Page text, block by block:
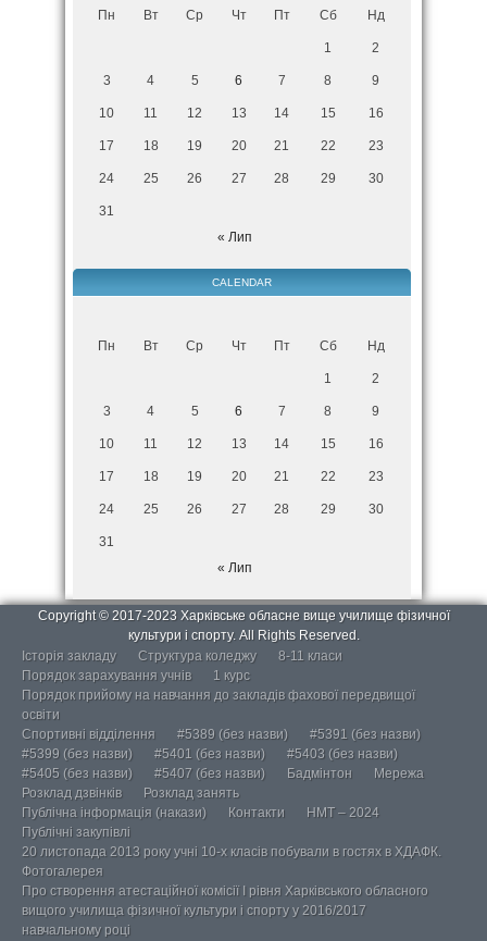
Пн Вт Ср Чт Пт Сб Нд
1 2
3 4 5 6 7 8 9
10 11 12 13 14 15 16
17 18 19 20 21 22 23
24 25 26 27 28 29 30
31
« Лип
CALENDAR
Пн Вт Ср Чт Пт Сб Нд
1 2
3 4 5 6 7 8 9
10 11 12 13 14 15 16
17 18 19 20 21 22 23
24 25 26 27 28 29 30
31
« Лип
Copyright © 2017-2023 Харківське обласне вище училище фізичної
культури і спорту. All Rights Reserved.
Історія закладу
Структура коледжу
8-11 класи
Порядок зарахування учнів
1 курс
Порядок прийому на навчання до закладів фахової передвищої
освіти
Спортивні відділення
#5389 (без назви)
#5391 (без назви)
#5399 (без назви)
#5401 (без назви)
#5403 (без назви)
#5405 (без назви)
#5407 (без назви) Бадмінтон
Мережа
Розклад дзвінків
Розклад занять
Публічна інформація (накази)
Контакти
НМТ – 2024
Публічні закупівлі
20 листопада 2013 року учні 10-х класів побували в гостях в ХДАФК.
Фотогалерея
Про створення атестаційної комісії І рівня Харківського обласного
вищого училища фізичної культури і спорту у 2016/2017
навчальному році